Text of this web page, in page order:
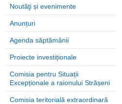
Noutăţi și evenimente
Anunțuri
Agenda săptămânii
Proiecte investiționale
Comisia pentru Situații
Excepționale a raionului Strășeni
Comisia teritorială extraordinară